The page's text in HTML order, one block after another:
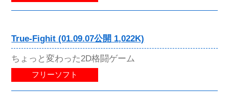
True-Fighit (01.09.07公開 1,022K)
ちょっと変わった2D格闘ゲーム
フリーソフト